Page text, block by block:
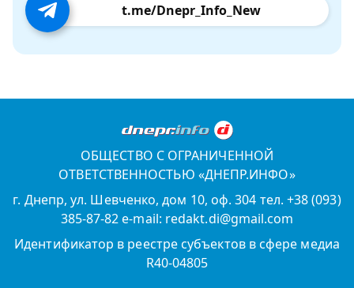
t.me/Dnepr_Info_New
ОБЩЕСТВО С ОГРАНИЧЕННОЙ
ОТВЕТСТВЕННОСТЬЮ «ДНЕПР.ИНФО»
г. Днепр, ул. Шевченко, дом 10, оф. 304 тел. +38 (093)
385-87-82 e-mail: redakt.di@gmail.com
Идентификатор в реестре субъектов в сфере медиа
R40-04805